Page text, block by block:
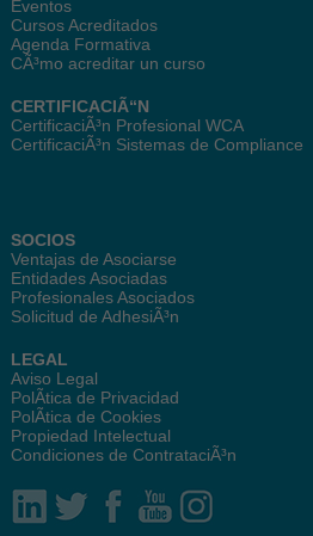
Eventos
Cursos Acreditados
Agenda Formativa
CÃ³mo acreditar un curso
CERTIFICACIÃ“N
CertificaciÃ³n Profesional WCA
CertificaciÃ³n Sistemas de Compliance
SOCIOS
Ventajas de Asociarse
Entidades Asociadas
Profesionales Asociados
Solicitud de AdhesiÃ³n
LEGAL
Aviso Legal
PolÃ­tica de Privacidad
PolÃ­tica de Cookies
Propiedad Intelectual
Condiciones de ContrataciÃ³n